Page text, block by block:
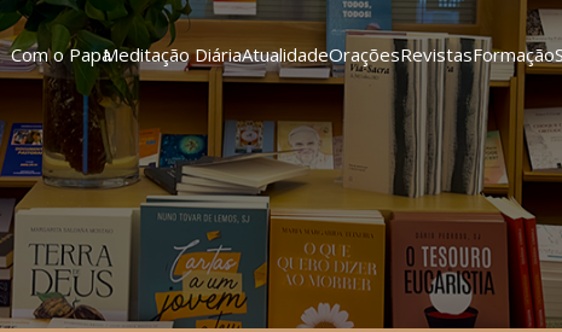
Com o PapaMeditação DiáriaAtualidadeOraçõesRevistasFormação